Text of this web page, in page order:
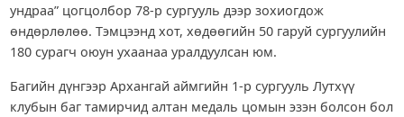
ундраа” цогцолбор 78-р сургууль дээр зохиогдож
өндөрлөлөө. Тэмцээнд хот, хөдөөгийн 50 гаруй сургуулийн
180 сурагч оюун ухаанаа уралдуулсан юм.
Багийн дүнгээр Архангай аймгийн 1-р сургууль Лутхүү
клубын баг тамирчид алтан медаль цомын эзэн болсон бол